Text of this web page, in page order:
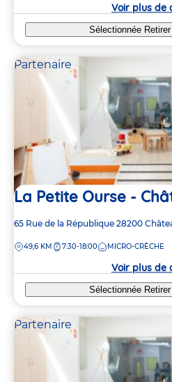
Voir plus de
Sélectionnée Retirer
Partenaire
La Petite Ourse -
Adresse
la
65 Rue de la République 28200
DISTANCE
49,6 KM 7:30-18:00 MICRO-CRÈCHE
Voir plus de
Sélectionnée Retirer
Partenaire